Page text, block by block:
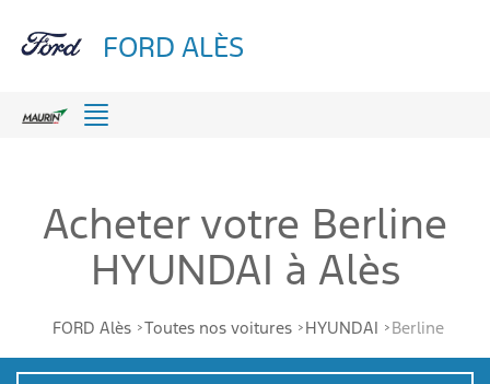
FORD ALÈS
Menu
Acheter votre Berline
HYUNDAI à Alès
FORD Alès Toutes nos voitures HYUNDAI Berline